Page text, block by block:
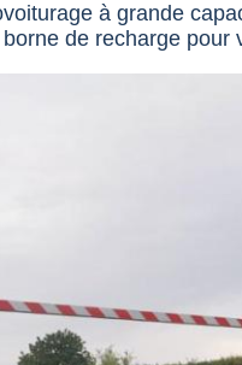
à grande
de recharge pour